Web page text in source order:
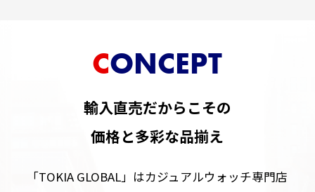
CONCEPT
輸入直売だからこその
価格と多彩な品揃え
「TOKIA GLOBAL」はカジュアルウォッチ専門店